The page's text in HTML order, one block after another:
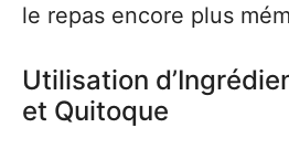
le repas encore plus
Utilisation
et Quitoque